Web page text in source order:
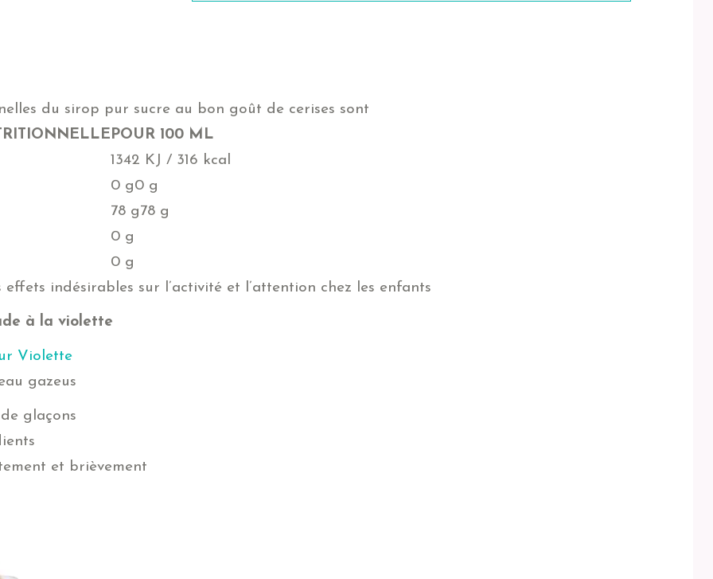
du sirop pur sucre au bon goût de cerises sont
POUR 100 ML
1342 KJ / 316 kcal
0 g0 g
78 g78 g
0 g
0 g
effets indésirables sur l’activité et l’attention chez les enfants
à la violette
Violette
gazeus
glaçons
et brièvement